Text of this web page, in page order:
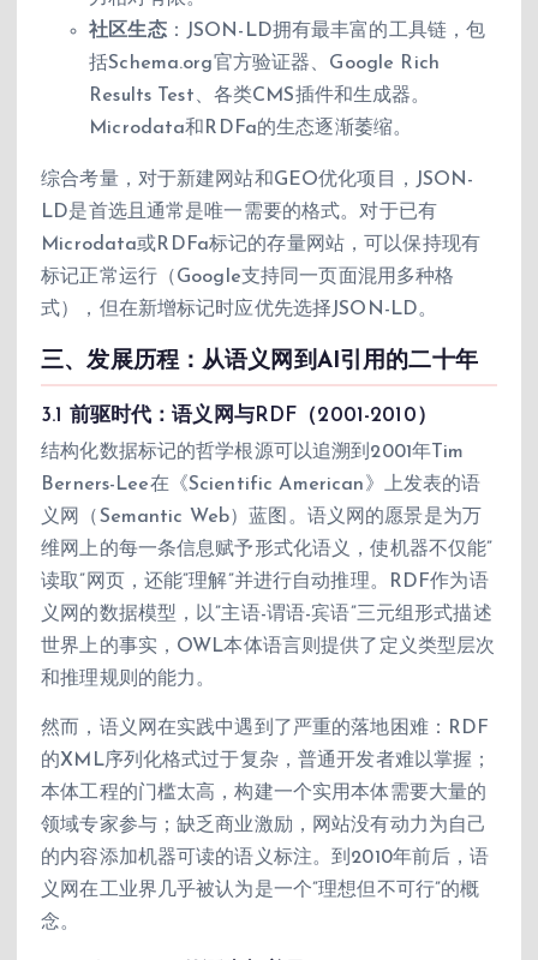
社区生态：JSON-LD拥有最丰富的工具链，包
括Schema.org官方验证器、Google Rich
Results Test、各类CMS插件和生成器。
Microdata和RDFa的生态逐渐萎缩。
综合考量，对于新建网站和GEO优化项目，JSON-
LD是首选且通常是唯一需要的格式。对于已有
Microdata或RDFa标记的存量网站，可以保持现有
标记正常运行（Google支持同一页面混用多种格
式），但在新增标记时应优先选择JSON-LD。
三、发展历程：从语义网到AI引用的二十年
3.1 前驱时代：语义网与RDF（2001-2010）
结构化数据标记的哲学根源可以追溯到2001年Tim
Berners-Lee在《Scientific American》上发表的语
义网（Semantic Web）蓝图。语义网的愿景是为万
维网上的每一条信息赋予形式化语义，使机器不仅能”
读取”网页，还能”理解”并进行自动推理。RDF作为语
义网的数据模型，以”主语-谓语-宾语”三元组形式描述
世界上的事实，OWL本体语言则提供了定义类型层次
和推理规则的能力。
然而，语义网在实践中遇到了严重的落地困难：RDF
的XML序列化格式过于复杂，普通开发者难以掌握；
本体工程的门槛太高，构建一个实用本体需要大量的
领域专家参与；缺乏商业激励，网站没有动力为自己
的内容添加机器可读的语义标注。到2010年前后，语
义网在工业界几乎被认为是一个”理想但不可行”的概
念。